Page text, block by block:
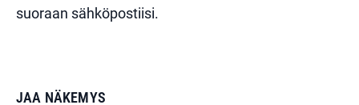
suoraan sähköpostiisi.
JAA NÄKEMYS